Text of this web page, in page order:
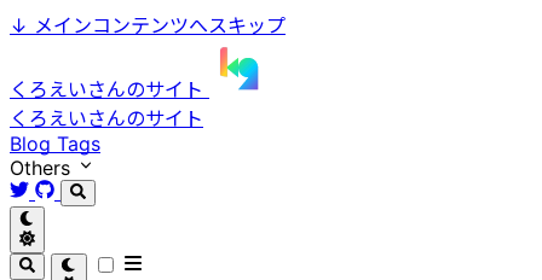
↓ メインコンテンツへスキップ
くろえいさんのサイト
くろえいさんのサイト
Blog Tags
Others